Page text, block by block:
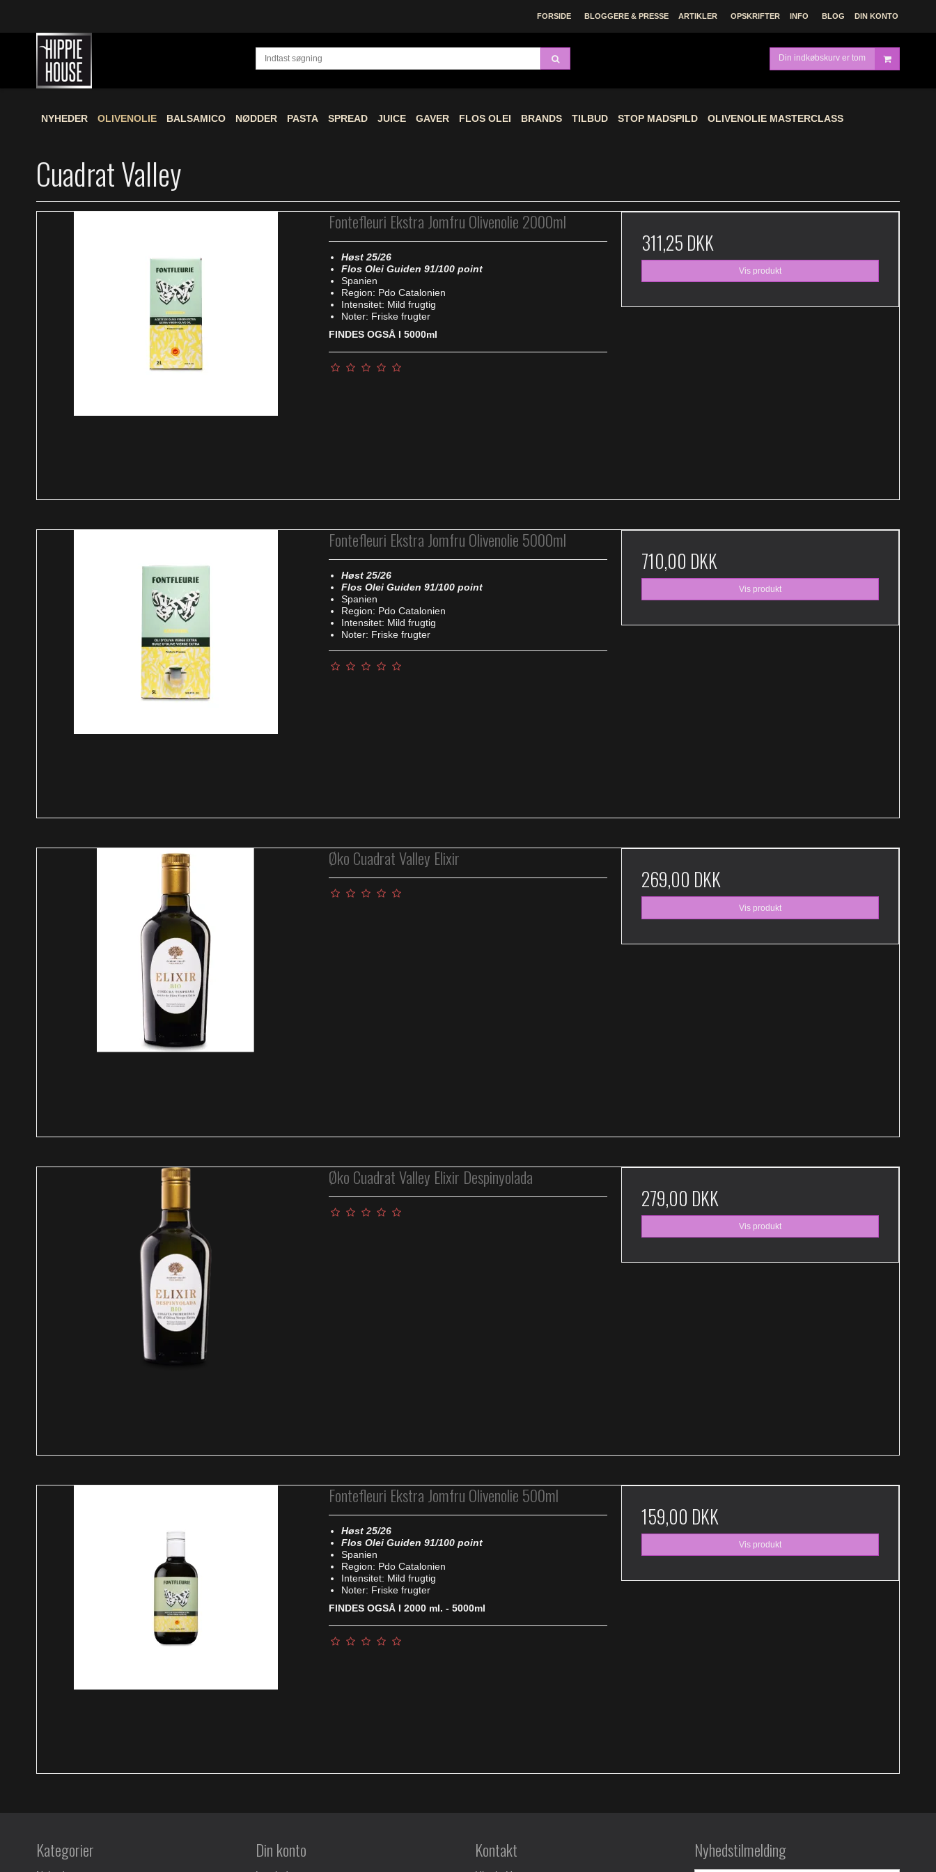
FORSIDE BLOGGERE & PRESSE ARTIKLER OPSKRIFTER INFO BLOG DIN KONTO
Din indkøbskurv er tom
NYHEDER OLIVENOLIE BALSAMICO NØDDER PASTA SPREAD JUICE GAVER FLOS OLEI BRANDS TILBUD STOP MADSPILD OLIVENOLIE MASTERCLASS
Cuadrat Valley
Fontefleuri Ekstra Jomfru Olivenolie 2000ml
Høst 25/26
Flos Olei Guiden 91/100 point
Spanien
Region: Pdo Catalonien
Intensitet: Mild frugtig
Noter: Friske frugter
FINDES OGSÅ I 5000ml
311,25 DKK
Vis produkt
Fontefleuri Ekstra Jomfru Olivenolie 5000ml
Høst 25/26
Flos Olei Guiden 91/100 point
Spanien
Region: Pdo Catalonien
Intensitet: Mild frugtig
Noter: Friske frugter
710,00 DKK
Vis produkt
Øko Cuadrat Valley Elixir
269,00 DKK
Vis produkt
Øko Cuadrat Valley Elixir Despinyolada
279,00 DKK
Vis produkt
Fontefleuri Ekstra Jomfru Olivenolie 500ml
Høst 25/26
Flos Olei Guiden 91/100 point
Spanien
Region: Pdo Catalonien
Intensitet: Mild frugtig
Noter: Friske frugter
FINDES OGSÅ I 2000 ml. - 5000ml
159,00 DKK
Vis produkt
Kategorier Din konto Kontakt Nyhedstilmelding